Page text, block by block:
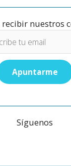
recibir nuestros
Síguenos